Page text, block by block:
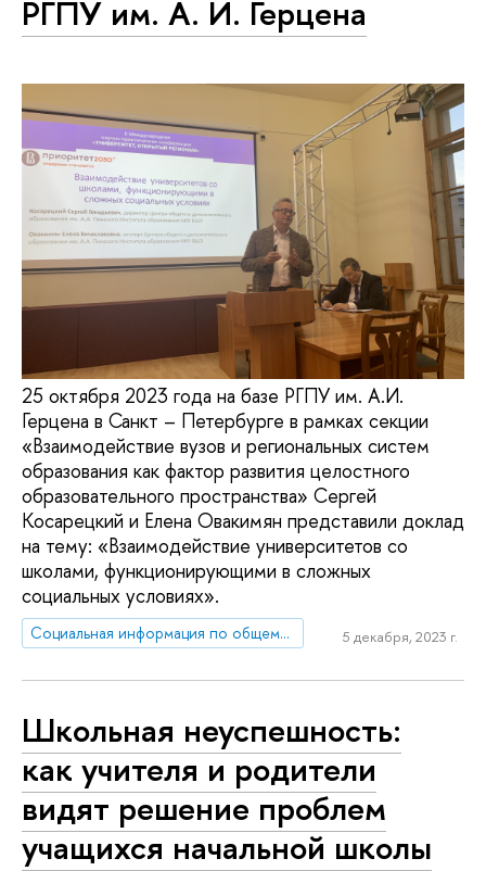
РГПУ им. А. И. Герцена
25 октября 2023 года на базе РГПУ им. А.И.
Герцена в Санкт – Петербурге в рамках секции
«Взаимодействие вузов и региональных систем
образования как фактор развития целостного
образовательного пространства» Сергей
Косарецкий и Елена Овакимян представили доклад
на тему: «Взаимодействие университетов со
школами, функционирующими в сложных
социальных условиях».
Социальная информация по общему образованию 5 декабря, 2023 г.
Школьная неуспешность:
как учителя и родители
видят решение проблем
учащихся начальной школы